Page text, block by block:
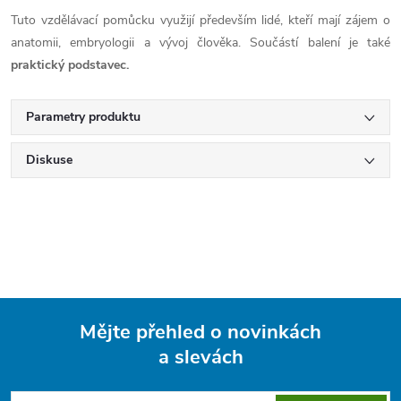
Tuto vzdělávací pomůcku využijí především lidé, kteří mají zájem o
anatomii, embryologii a vývoj člověka. Součástí balení je také
praktický podstavec.
Parametry produktu
Diskuse
Mějte přehled o novinkách
a slevách